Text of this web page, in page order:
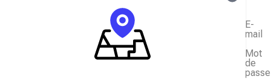
E-
mail
Mot
de
passe